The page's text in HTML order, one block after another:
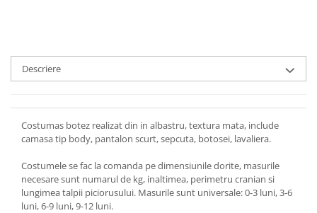
Descriere
Costumas botez realizat din in albastru, textura mata, include
camasa tip body, pantalon scurt, sepcuta, botosei, lavaliera.
Costumele se fac la comanda pe dimensiunile dorite, masurile
necesare sunt numarul de kg, inaltimea, perimetru cranian si
lungimea talpii piciorusului. Masurile sunt universale: 0-3 luni, 3-6
luni, 6-9 luni, 9-12 luni.